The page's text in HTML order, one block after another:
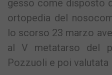
gesso come disposto
ortopedia del
lo scorso 23 marzo
al V metatarso del
Pozzuoli e poi valutata